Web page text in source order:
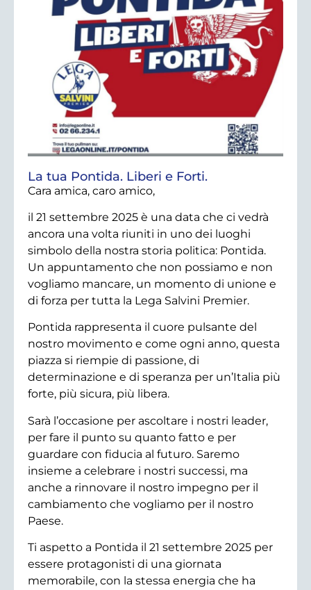
La tua Pontida. Liberi e Forti.
Cara amica, caro amico,
il 21 settembre 2025 è una data che ci vedrà
ancora una volta riuniti in uno dei luoghi
simbolo della nostra storia politica: Pontida.
Un appuntamento che non possiamo e non
vogliamo mancare, un momento di unione e
di forza per tutta la Lega Salvini Premier.
Pontida rappresenta il cuore pulsante del
nostro movimento e come ogni anno, questa
piazza si riempie di passione, di
determinazione e di speranza per un’Italia più
forte, più sicura, più libera.
Sarà l’occasione per ascoltare i nostri leader,
per fare il punto su quanto fatto e per
guardare con fiducia al futuro. Saremo
insieme a celebrare i nostri successi, ma
anche a rinnovare il nostro impegno per il
cambiamento che vogliamo per il nostro
Paese.
Ti aspetto a Pontida il 21 settembre 2025 per
essere protagonisti di una giornata
memorabile, con la stessa energia che ha